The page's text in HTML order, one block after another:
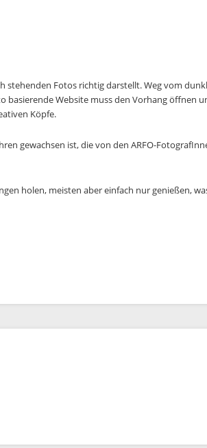
stehenden Fotos richtig darstellt. Weg vom
basierende Website muss den Vorhang öffnen
Köpfe.
gewachsen ist, die von den ARFO-
holen, meisten aber einfach nur genießen,